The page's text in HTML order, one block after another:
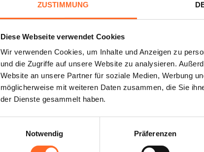
ZUSTIMMUNG
Diese Webseite verwendet Cookies
Wir verwenden Cookies, um Inhalte und Anzeigen zu
und die Zugriffe auf unsere Website zu analysieren.
Website an unsere Partner für soziale Medien, Werbung
möglicherweise mit weiteren Daten zusammen, die Sie
der Dienste gesammelt haben.
Notwendig
Präferenzen